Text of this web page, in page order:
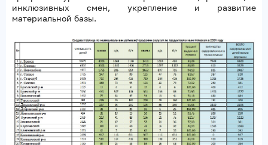
инклюзивных смен, укрепление и развитие
материальной базы.